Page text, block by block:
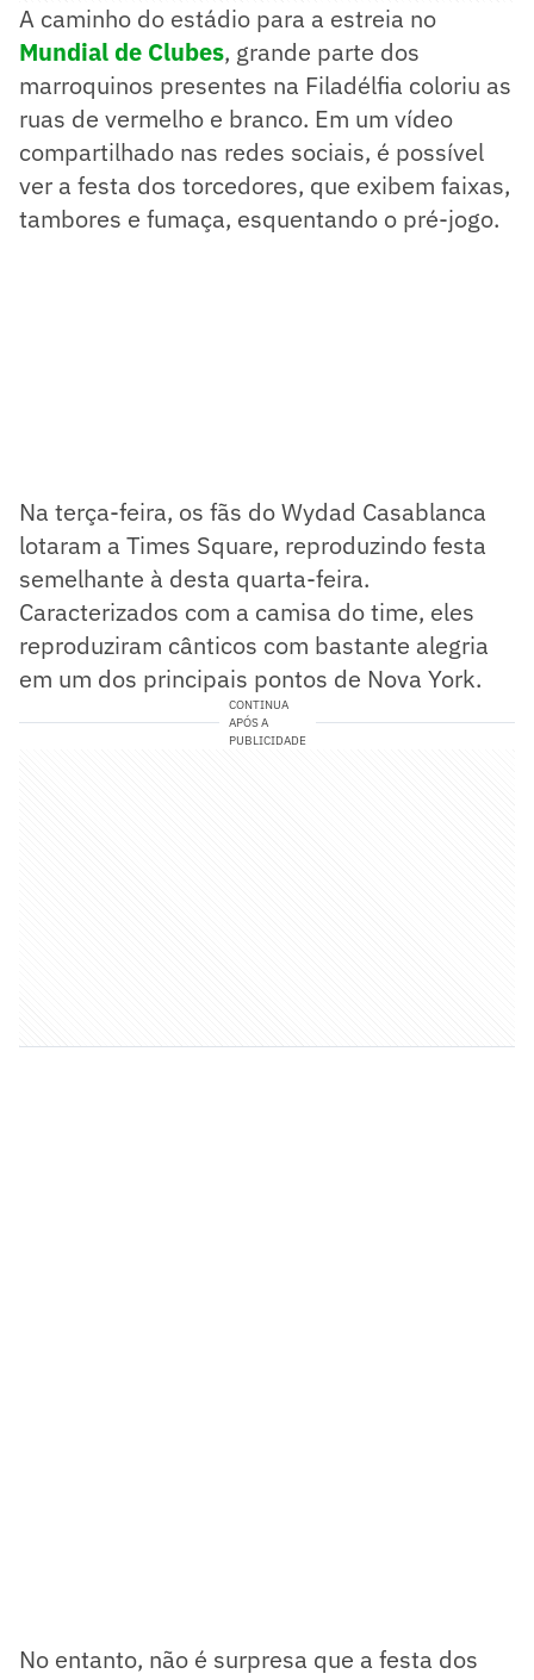
A caminho do estádio para a estreia no
Mundial de Clubes, grande parte dos
marroquinos presentes na Filadélfia coloriu as
ruas de vermelho e branco. Em um vídeo
compartilhado nas redes sociais, é possível
ver a festa dos torcedores, que exibem faixas,
tambores e fumaça, esquentando o pré-jogo.
Na terça-feira, os fãs do Wydad Casablanca
lotaram a Times Square, reproduzindo festa
semelhante à desta quarta-feira.
Caracterizados com a camisa do time, eles
reproduziram cânticos com bastante alegria
em um dos principais pontos de Nova York.
CONTINUA
APÓS A
PUBLICIDADE
No entanto, não é surpresa que a festa dos